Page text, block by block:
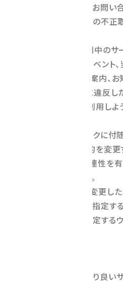
オ. お客様からのお問い
カ. 当社サービスの不正
キ. お客様が利用中のサー
情報、キャンペーン、イベン
サービス等について、案内、
ク. 利用規約等に違反した
な目的でサービスを利用し
ケ. 上記アないしクに付
（2）当社が利用目的を変
用目的と合理的な関連性を
超えないこととします。
当社が利用目的を変更し
目的について、当社が指定す
知し、または当社が指定する
当社は、お客様により良い